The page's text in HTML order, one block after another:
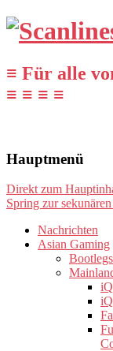
≡ Für alle
≡ ≡ ≡ ≡
Hauptmenü
Direkt zum
Spring zur
Nachrichten
Asian Gaming
Bootlegs